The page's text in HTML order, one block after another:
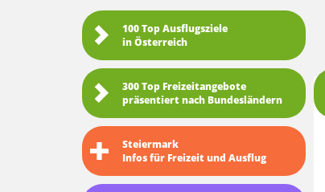
100 Top Ausflugsziele
in Österreich
300 Top Freizeitangebote
präsentiert nach Bundesländern
Steiermark
Infos für Freizeit und Ausflug